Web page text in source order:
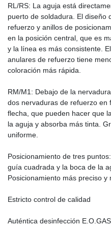
RL/RS: La aguja está
puerto de soldadura. El diseño
refuerzo y anillos de
en la posición central, que es
y la línea es más consistente.
anulares de refuerzo tiene
coloración más rápida.
RM/M1: Debajo de la
dos nervaduras de refuerzo en
flecha, que pueden hacer que
la aguja y absorba más tinta.
uniforme.
Posicionamiento de tres
guía cuadrada y la boca de la
Posicionamiento más preciso y
Estricto control de calidad
Auténtica desinfección